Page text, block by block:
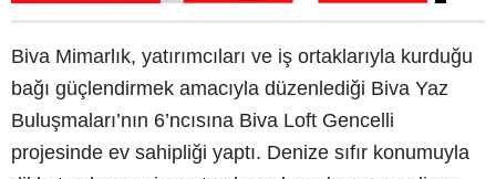
Biva Mimarlık, yatırımcıları ve iş ortaklarıyla kurduğu
bağı güçlendirmek amacıyla düzenlediği Biva Yaz
Buluşmaları’nın 6’ncısına Biva Loft Gencelli
projesinde ev sahipliği yaptı. Denize sıfır konumuyla